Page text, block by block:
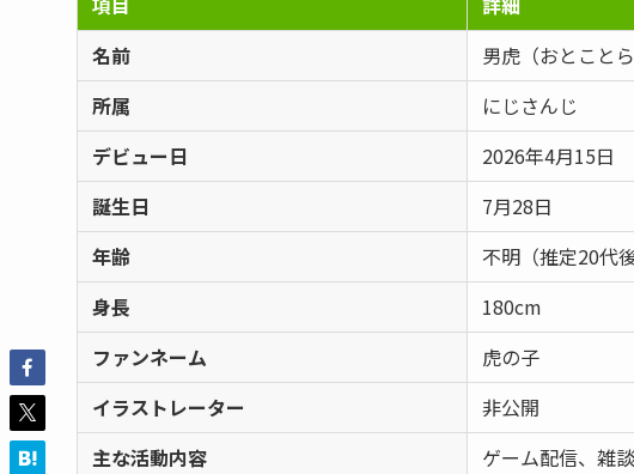
名前
男虎（おとことら
所属
にじさんじ
デビュー日
2026年4月15日
誕生日
7月28日
年齢
不明（推定20代後
身長
180cm
ファンネーム
虎の子
イラストレーター
非公開
主な活動内容
ゲーム配信、雑